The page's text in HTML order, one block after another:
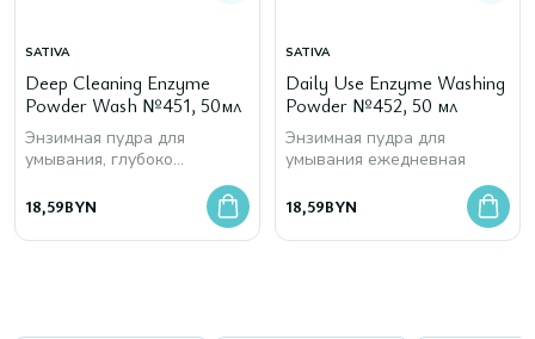
SATIVA
Deep Cleaning Enzyme
Powder Wash №451, 50мл
Энзимная пудра для
умывания, глубоко
18,59BYN
SATIVA
Daily Use Enzyme Washing
Powder №452, 50 мл
Энзимная пудра для
умывания ежедневная
18,59BYN